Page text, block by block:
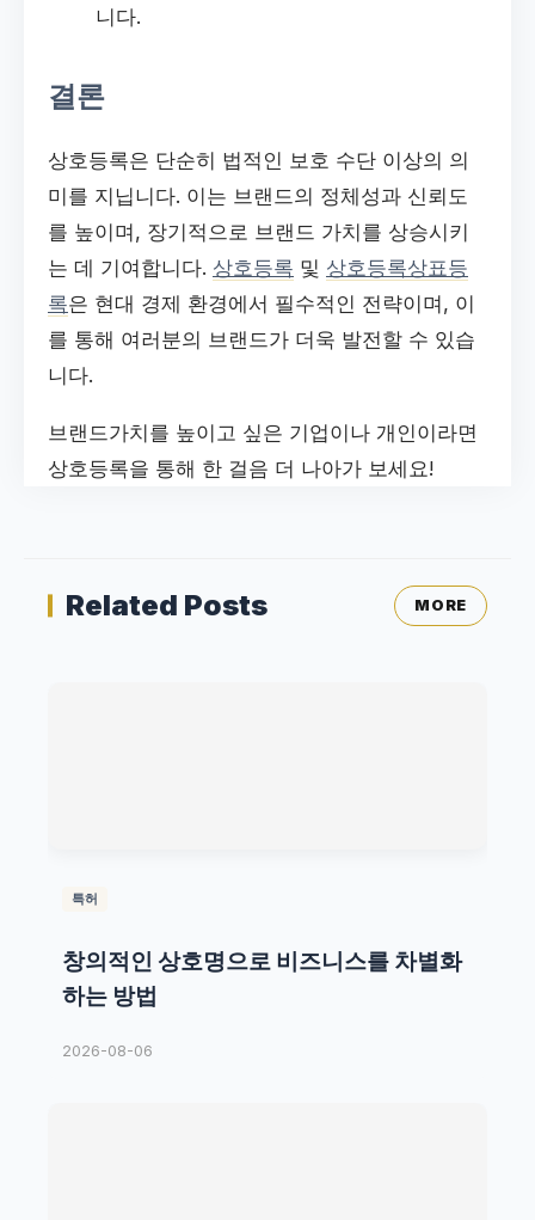
니다.
결론
상호등록은 단순히 법적인 보호 수단 이상의 의
미를 지닙니다. 이는 브랜드의 정체성과 신뢰도
를 높이며, 장기적으로 브랜드 가치를 상승시키
는 데 기여합니다. 상호등록 및 상호등록상표등
록은 현대 경제 환경에서 필수적인 전략이며, 이
를 통해 여러분의 브랜드가 더욱 발전할 수 있습
니다.
브랜드가치를 높이고 싶은 기업이나 개인이라면
상호등록을 통해 한 걸음 더 나아가 보세요!
Related Posts MORE
특허
창의적인 상호명으로 비즈니스를 차별화
하는 방법
2026-08-06